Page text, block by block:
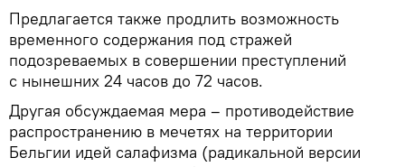
Предлагается также продлить возможность
временного содержания под стражей
подозреваемых в совершении преступлений
с нынешних 24 часов до 72 часов.
Другая обсуждаемая мера – противодействие
распространению в мечетях на территории
Бельгии идей салафизма (радикальной версии